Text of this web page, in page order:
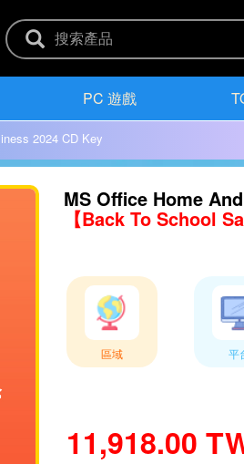
PC 遊戲
2024 CD Key
MS Office Home
【Back To School
區域 平
11,918.00